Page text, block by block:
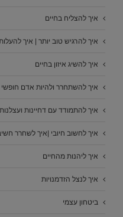
איך להצליח בחיים
איך להרגיש טוב יותר | איך
איך להשיג איזון בחיים
איך להשתחרר ולהיות אדם חופשי
איך להתמודד עם דחיינות ועצלנות
איך לחשוב חיובי |איך לשחרר
איך ליהנות מהחיים
איך לנצל הזדמנויות
ביטחון עצמי